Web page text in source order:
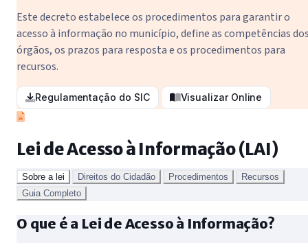
Este decreto estabelece os procedimentos para garantir o
acesso à informação no município, define as competências
órgãos, os prazos para resposta e os procedimentos para
recursos.
Regulamentação do SIC Visualizar Online
Lei de Acesso à Informação (LAI)
Sobre a lei Direitos do Cidadão Procedimentos
Recursos
Guia Completo
O que é a Lei de Acesso à Informação?